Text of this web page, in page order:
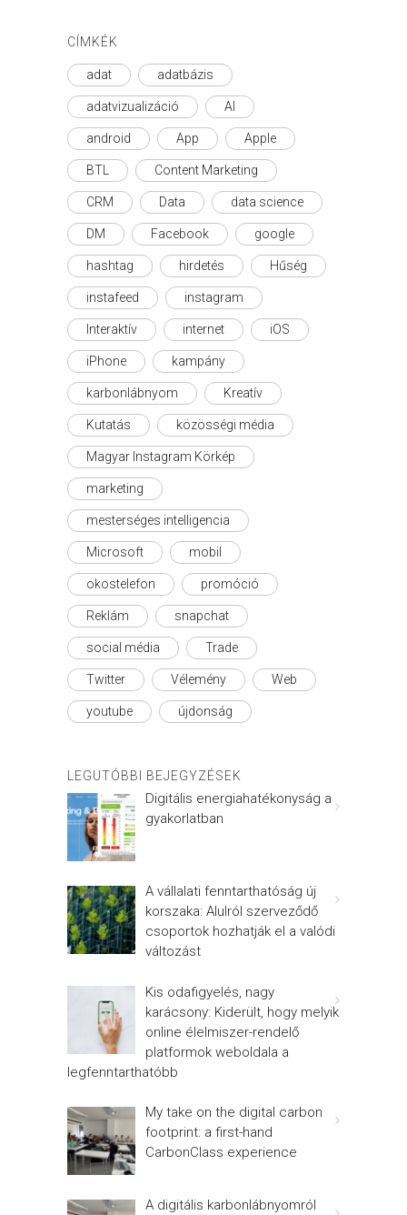
CÍMKÉK
adat adatbázis
adatvizualizáció AI
android App Apple
BTL Content Marketing
CRM Data data science
DM Facebook google
hashtag hirdetés Hűség
instafeed instagram
Interaktív internet iOS
iPhone kampány
karbonlábnyom Kreatív
Kutatás közösségi média
Magyar Instagram Körkép
marketing
mesterséges intelligencia
Microsoft mobil
okostelefon promóció
Reklám snapchat
social média Trade
Twitter Vélemény Web
youtube újdonság
LEGUTÓBBI BEJEGYZÉSEK
Digitális energiahatékonyság a
gyakorlatban
A vállalati fenntarthatóság új
korszaka: Alulról szerveződő
csoportok hozhatják el a valódi
változást
Kis odafigyelés, nagy
karácsony: Kiderült, hogy melyik
online élelmiszer-rendelő
platformok weboldala a
legfenntarthatóbb
My take on the digital carbon
footprint: a first-hand
CarbonClass experience
A digitális karbonlábnyomról